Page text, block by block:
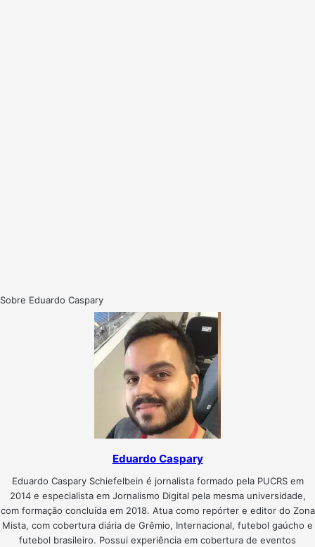
Sobre Eduardo Caspary
Eduardo Caspary
Eduardo Caspary Schiefelbein é jornalista formado pela PUCRS em
2014 e especialista em Jornalismo Digital pela mesma universidade,
com formação concluída em 2018. Atua como repórter e editor do Zona
Mista, com cobertura diária de Grêmio, Internacional, futebol gaúcho e
futebol brasileiro. Possui experiência em cobertura de eventos